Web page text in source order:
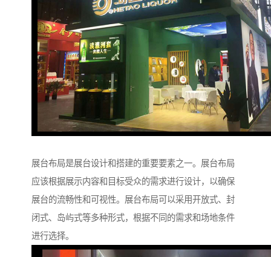
展台布局是展台设计和搭建的重要要素之一。展台布局
应该根据展示内容和目标受众的需求进行设计，以确保
展台的流畅性和可视性。展台布局可以采用开放式、封
闭式、岛屿式等多种形式，根据不同的需求和场地条件
进行选择。